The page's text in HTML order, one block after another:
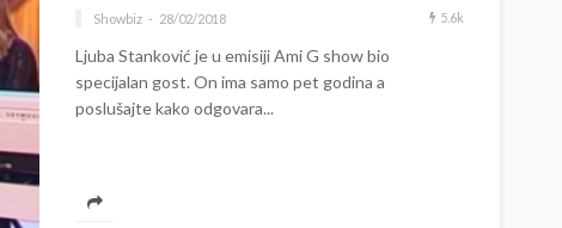
Showbiz 28/02/2018 5.6k
Ljuba Stanković je u emisiji Ami G show bio
specijalan gost. On ima samo pet godina a
poslušajte kako odgovara...